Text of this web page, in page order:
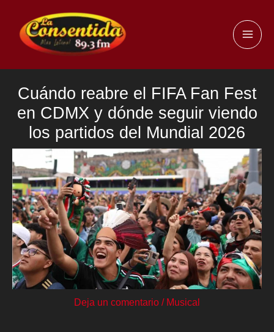
contenido
Cuándo reabre el FIFA Fan Fest
en CDMX y dónde seguir viendo
los partidos del Mundial 2026
Deja un comentario / Musical